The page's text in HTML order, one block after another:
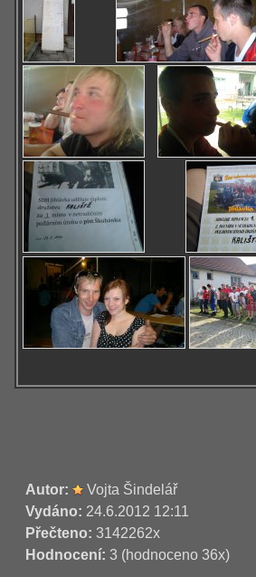
Autor:
Vojta Šindelář
Vydáno: 24.6.2012 12:11
Přečteno: 3142262x
Hodnocení: 3 (hodnoceno 36x)